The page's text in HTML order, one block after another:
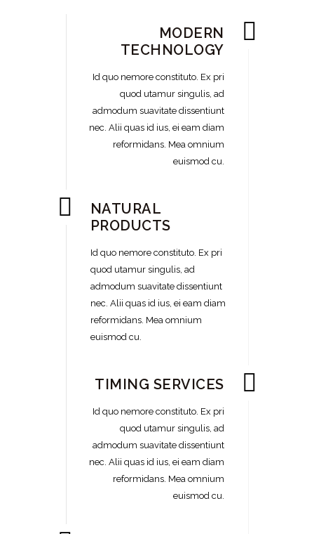
MODERN
TECHNOLOGY
Id quo nemore constituto. Ex pri
quod utamur singulis, ad
admodum suavitate dissentiunt
nec. Alii quas id ius, ei eam diam
reformidans. Mea omnium
euismod cu.
NATURAL
PRODUCTS
Id quo nemore constituto. Ex pri
quod utamur singulis, ad
admodum suavitate dissentiunt
nec. Alii quas id ius, ei eam diam
reformidans. Mea omnium
euismod cu.
TIMING SERVICES
Id quo nemore constituto. Ex pri
quod utamur singulis, ad
admodum suavitate dissentiunt
nec. Alii quas id ius, ei eam diam
reformidans. Mea omnium
euismod cu.